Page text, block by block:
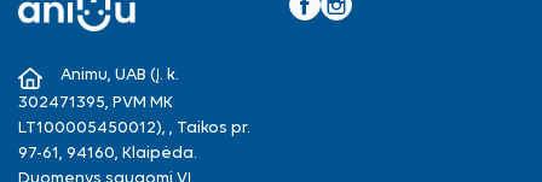
Animu, UAB (Į. k.
302471395, PVM MK
LT100005450012), , Taikos pr.
97-61, 94160, Klaipėda.